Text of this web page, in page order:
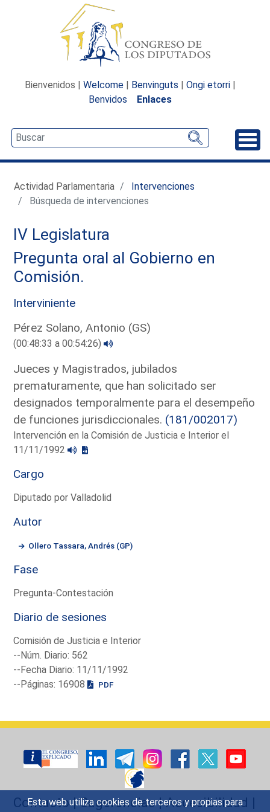
Esta web utiliza cookies de terceros y propias para
Bienvenidos | Welcome | Benvinguts | Ongi etorri |
Benvidos
Enlaces
Actividad Parlamentaria
Intervenciones
Búsqueda de intervenciones
IV Legislatura
Pregunta oral al Gobierno en
Comisión.
Interviniente
Pérez Solano, Antonio (GS)
(00:48:33 a 00:54:26)
Jueces y Magistrados, jubilados
prematuramente, que han solicitado ser
designados temporalmente para el desempeño
de funciones jurisdiccionales. (181/002017)
Intervención en la Comisión de Justicia e Interior el
11/11/1992
Cargo
Diputado por Valladolid
Autor
Ollero Tassara, Andrés (GP)
Fase
Pregunta-Contestación
Diario de sesiones
Comisión de Justicia e Interior
--Núm. Diario: 562
--Fecha Diario: 11/11/1992
--Páginas: 16908
PDF
Contacto|Sugerencias|Accesibilidad |